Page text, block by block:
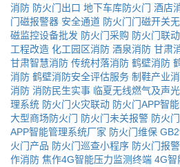
消防 防火门出口 地下车库防火门 酒店
门磁报警器 安全通道 防火门门磁开关
磁监控设备批发 防火门采购 防火门联动
工程改造 化工园区消防 酒泉消防 甘肃
甘肃智慧消防 传统村落消防 鹤壁消防
消防 鹤壁消防安全评估服务 制鞋产业
消防 消防民生实事 临夏无线燃气及声
理系统 防火门火灾联动 防火门APP智
大型商场防火门 防火门未关报警 防火门
APP智能管理系统厂家 防火门维保
火门产品 防火门巡查小程序 防火门报
作消防 焦作4G智能压力监测终端 4G智